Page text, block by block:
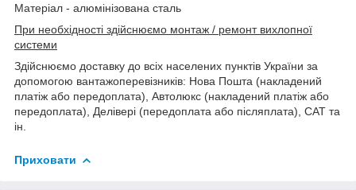
Матеріал - алюмінізована сталь
При необхідності здійснюємо монтаж / ремонт вихлопної
системи
Здійснюємо доставку до всіх населених пунктів України за
допомогою вантажоперевізників: Нова Пошта (накладений
платіж або передоплата), Автолюкс (накладений платіж або
передоплата), Делівері (передоплата або післяплата), САТ та
ін.
Приховати